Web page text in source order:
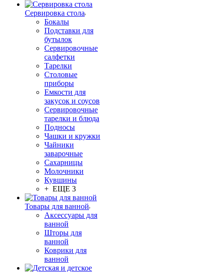
Сервировка стола
Бокалы
Подставки для
бутылок
Сервировочные
салфетки
Тарелки
Столовые
приборы
Емкости для
закусок и соусов
Сервировочные
тарелки и блюда
Подносы
Чашки и кружки
Чайники
заварочные
Сахарницы
Молочники
Кувшины
+ ЕЩЕ 3
Товары для ванной
Аксессуары для
ванной
Шторы для
ванной
Коврики для
ванной